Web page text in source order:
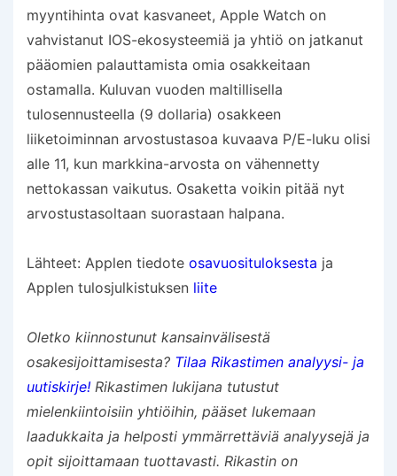
myyntihinta ovat kasvaneet, Apple Watch on
vahvistanut IOS-ekosysteemiä ja yhtiö on jatkanut
pääomien palauttamista omia osakkeitaan
ostamalla. Kuluvan vuoden maltillisella
tulosennusteella (9 dollaria) osakkeen
liiketoiminnan arvostustasoa kuvaava P/E-luku olisi
alle 11, kun markkina-arvosta on vähennetty
nettokassan vaikutus. Osaketta voikin pitää nyt
arvostustasoltaan suorastaan halpana.
Lähteet: Applen tiedote osavuosituloksesta ja
Applen tulosjulkistuksen liite
Oletko kiinnostunut kansainvälisestä
osakesijoittamisesta? Tilaa Rikastimen analyysi- ja
uutiskirje! Rikastimen lukijana tutustut
mielenkiintoisiin yhtiöihin, pääset lukemaan
laadukkaita ja helposti ymmärrettäviä analyysejä ja
opit sijoittamaan tuottavasti. Rikastin on